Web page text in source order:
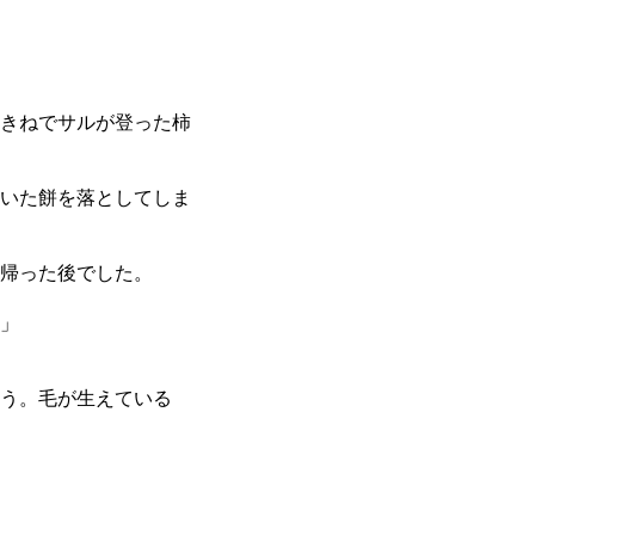
ねでサルが登った柿
た餅を落としてしま
った後でした。
。毛が生えている